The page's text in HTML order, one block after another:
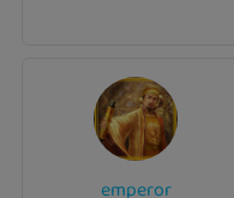
Ví dụ: